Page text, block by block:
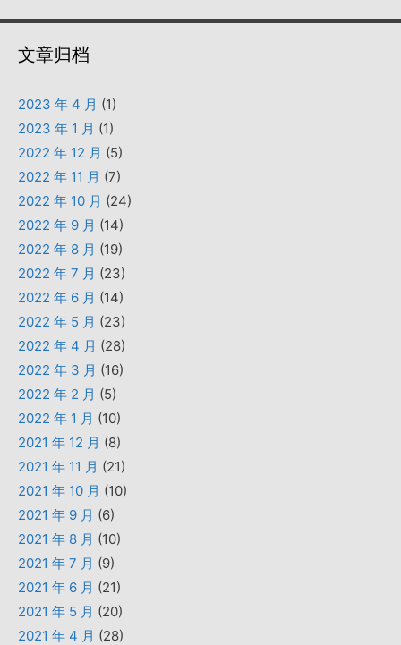
文章归档
2023 年 4 月 (1)
2023 年 1 月 (1)
2022 年 12 月 (5)
2022 年 11 月 (7)
2022 年 10 月 (24)
2022 年 9 月 (14)
2022 年 8 月 (19)
2022 年 7 月 (23)
2022 年 6 月 (14)
2022 年 5 月 (23)
2022 年 4 月 (28)
2022 年 3 月 (16)
2022 年 2 月 (5)
2022 年 1 月 (10)
2021 年 12 月 (8)
2021 年 11 月 (21)
2021 年 10 月 (10)
2021 年 9 月 (6)
2021 年 8 月 (10)
2021 年 7 月 (9)
2021 年 6 月 (21)
2021 年 5 月 (20)
2021 年 4 月 (28)